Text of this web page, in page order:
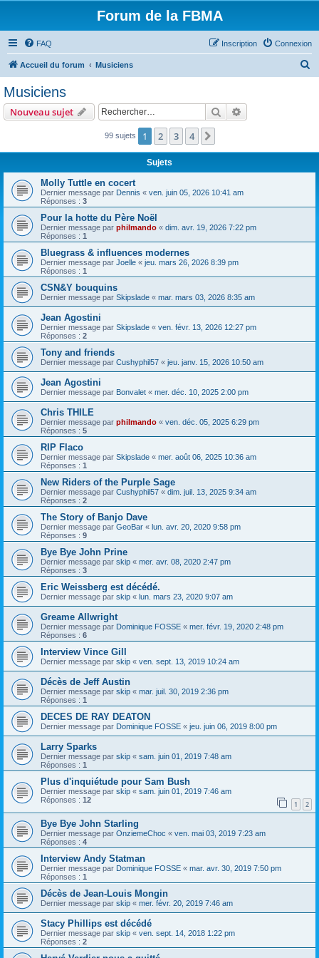
Forum de la FBMA
FAQ Connexion
Inscription
Accueil du forum Musiciens
Musiciens
Nouveau sujet Rechercher
99 sujets 1 2 3 4
Sujets
Molly Tuttle en cocert
Dernier message par Dennis « ven. juin 05, 2026 10:41 am
Réponses : 3
Pour la hotte du Père Noël
Dernier message par philmando « dim. avr. 19, 2026 7:22 pm
Réponses : 1
Bluegrass & influences modernes
Dernier message par Joelle « jeu. mars 26, 2026 8:39 pm
Réponses : 1
CSN&Y bouquins
Dernier message par Skipslade « mar. mars 03, 2026 8:35 am
Jean Agostini
Dernier message par Skipslade « ven. févr. 13, 2026 12:27 pm
Réponses : 2
Tony and friends
Dernier message par Cushyphil57 « jeu. janv. 15, 2026 10:50 am
Jean Agostini
Dernier message par Bonvalet « mer. déc. 10, 2025 2:00 pm
Chris THILE
Dernier message par philmando « ven. déc. 05, 2025 6:29 pm
Réponses : 5
RIP Flaco
Dernier message par Skipslade « mer. août 06, 2025 10:36 am
Réponses : 1
New Riders of the Purple Sage
Dernier message par Cushyphil57 « dim. juil. 13, 2025 9:34 am
Réponses : 2
The Story of Banjo Dave
Dernier message par GeoBar « lun. avr. 20, 2020 9:58 pm
Réponses : 9
Bye Bye John Prine
Dernier message par skip « mer. avr. 08, 2020 2:47 pm
Réponses : 3
Eric Weissberg est décédé.
Dernier message par skip « lun. mars 23, 2020 9:07 am
Greame Allwright
Dernier message par Dominique FOSSE « mer. févr. 19, 2020 2:48 pm
Réponses : 6
Interview Vince Gill
Dernier message par skip « ven. sept. 13, 2019 10:24 am
Décès de Jeff Austin
Dernier message par skip « mar. juil. 30, 2019 2:36 pm
Réponses : 1
DECES DE RAY DEATON
Dernier message par Dominique FOSSE « jeu. juin 06, 2019 8:00 pm
Larry Sparks
Dernier message par skip « sam. juin 01, 2019 7:48 am
Réponses : 1
Plus d'inquiétude pour Sam Bush
Dernier message par skip « sam. juin 01, 2019 7:46 am
Réponses : 12 1 2
Bye Bye John Starling
Dernier message par OnziemeChoc « ven. mai 03, 2019 7:23 am
Réponses : 4
Interview Andy Statman
Dernier message par Dominique FOSSE « mar. avr. 30, 2019 7:50 pm
Réponses : 1
Décès de Jean-Louis Mongin
Dernier message par skip « mer. févr. 20, 2019 7:46 am
Stacy Phillips est décédé
Dernier message par skip « ven. sept. 14, 2018 1:22 pm
Réponses : 2